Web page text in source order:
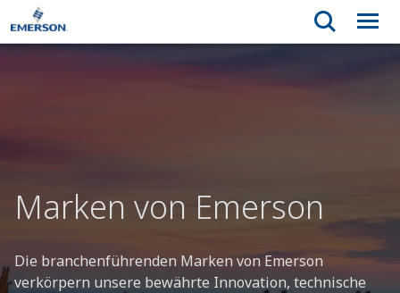
Marken von Emerson
Die branchenführenden Marken von Emerson
verkörpern unsere bewährte Innovation, technische